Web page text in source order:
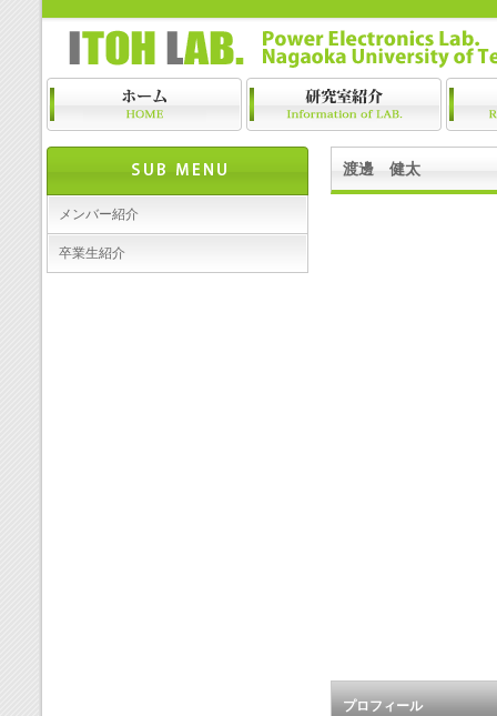
渡邊 健太
プロフィール
メンバー紹介
卒業生紹介